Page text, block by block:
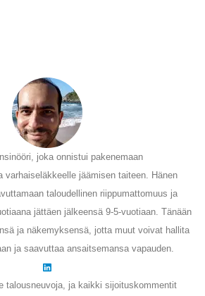
joka onnistui pakenemaan
varhaiseläkkeelle jäämisen taiteen. Hänen
taloudellinen riippumattomuus ja
jättäen jälkeensä 9-5-vuotiaan. Tänään
ja näkemyksensä, jotta muut voivat hallita
ja saavuttaa ansaitsemansa vapauden.
talousneuvoja, ja kaikki sijoituskommentit